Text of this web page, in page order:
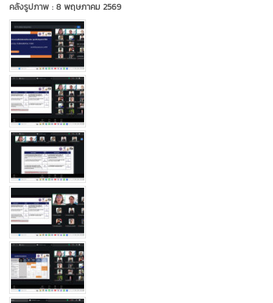
คลังรูปภาพ :8 พฤษภาคม 2569